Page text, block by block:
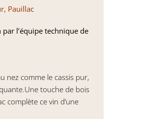
Pauillac
l’équipe technique de
nez comme le cassis pur,
touche de bois
complète ce vin d’une